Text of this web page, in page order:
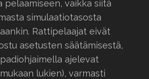
pelaamiseen, vaikka siitä
simulaatiotasosta
Rattipelaajat eivät
asetusten säätämisestä,
ajelevat
lukien), varmasti